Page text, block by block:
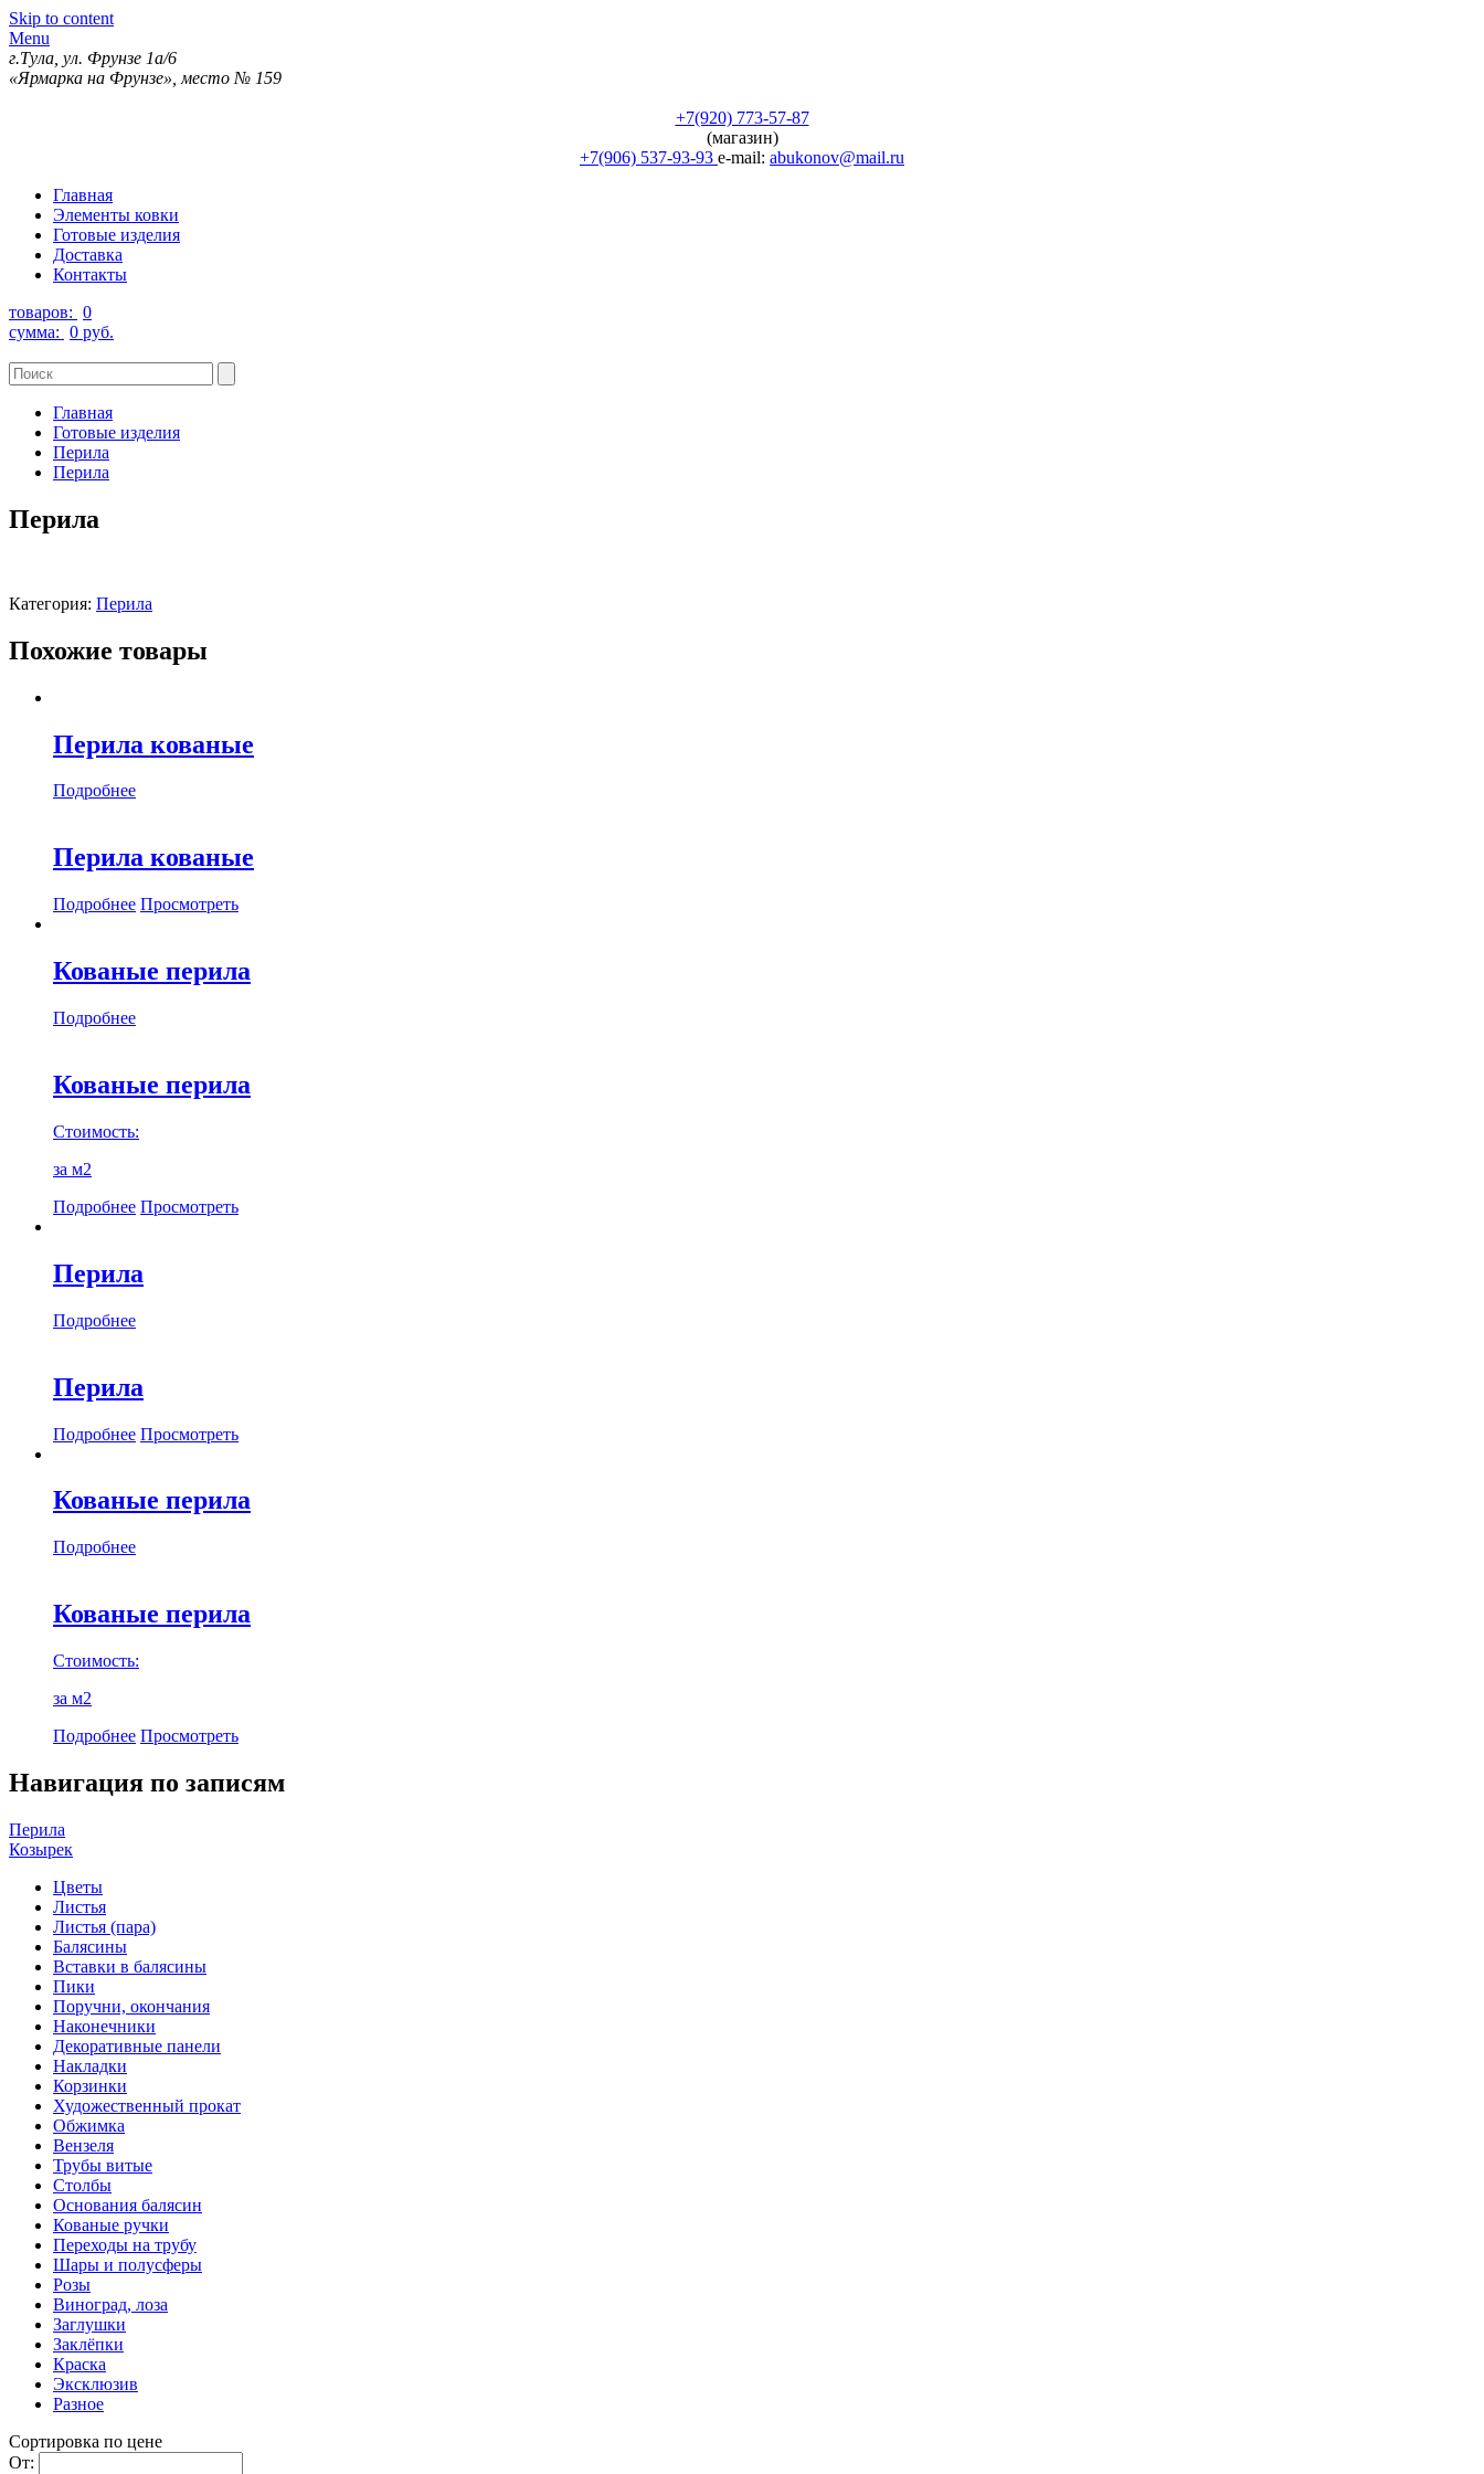
Skip to content
Menu
г.Тула, ул. Фрунзе 1а/6
«Ярмарка на Фрунзе», место № 159
+7(920) 773-57-87
(магазин)
+7(906) 537-93-93 e-mail: abukonov@mail.ru
Главная
Элементы ковки
Готовые изделия
Доставка
Контакты
товаров: 0
сумма: 0 руб.
Главная
Готовые изделия
Перила
Перила
Перила
Категория: Перила
Похожие товары
Перила кованые
Подробнее
Перила кованые
Подробнее Просмотреть
Кованые перила
Подробнее
Кованые перила
Стоимость:
за м2
Подробнее Просмотреть
Перила
Подробнее
Перила
Подробнее Просмотреть
Кованые перила
Подробнее
Кованые перила
Стоимость:
за м2
Подробнее Просмотреть
Навигация по записям
Перила
Козырек
Цветы
Листья
Листья (пара)
Балясины
Вставки в балясины
Пики
Поручни, окончания
Наконечники
Декоративные панели
Накладки
Корзинки
Художественный прокат
Обжимка
Вензеля
Трубы витые
Столбы
Основания балясин
Кованые ручки
Переходы на трубу
Шары и полусферы
Розы
Виноград, лоза
Заглушки
Заклёпки
Краска
Эксклюзив
Разное
Сортировка по цене
От: